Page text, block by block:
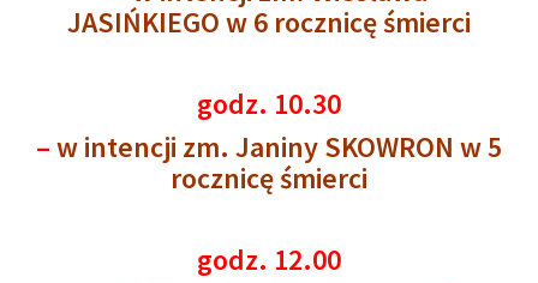
JASIŃKIEGO w 6 rocznicę śmierci
godz. 10.30
–w intencji zm. Janiny SKOWRON w 5
rocznicę śmierci
godz. 12.00